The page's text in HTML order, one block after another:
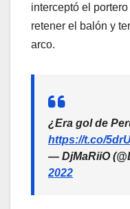
interceptó el
retener el balón y
arco.
¿Era gol de
https://t.co/
— DjMaRiiO
2022